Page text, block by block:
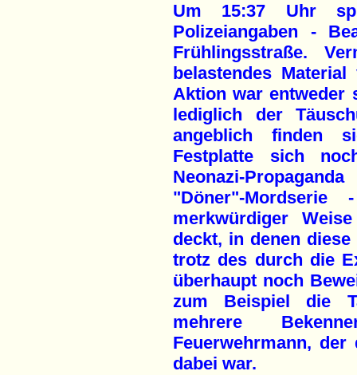
Um 15:37 Uhr
Polizeiangaben -
Frühlingsstraße.
belastendes
Aktion war entweder
lediglich der
angeblich finden
Festplatte sich
Neonazi-
"Döner"-
merkwürdiger
deckt, in denen
trotz des durch die
überhaupt noch
zum Beispiel die
mehrere
Feuerwehrmann,
dabei war.